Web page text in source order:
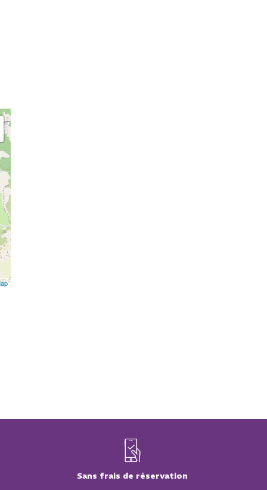
Sans frais de réservation